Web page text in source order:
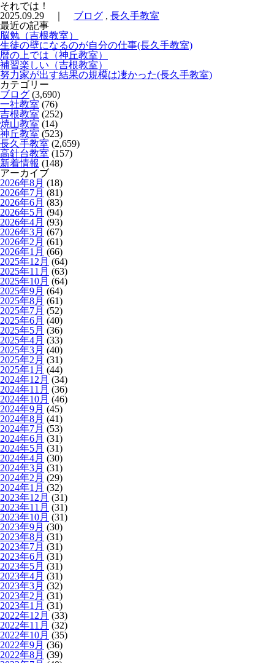
それでは！
2025.09.29 ｜ ブログ , 長久手教室
最近の記事
脳勉（吉根教室）
生徒の壁になるのが自分の仕事(長久手教室)
暦の上では（神丘教室）
補習楽しい（吉根教室）
努力家が出す結果の規模は凄かった(長久手教室)
カテゴリー
ブログ (3,690)
一社教室 (76)
吉根教室 (252)
焼山教室 (14)
神丘教室 (523)
長久手教室 (2,659)
高針台教室 (157)
新着情報 (148)
アーカイブ
2026年8月 (18)
2026年7月 (81)
2026年6月 (83)
2026年5月 (94)
2026年4月 (93)
2026年3月 (67)
2026年2月 (61)
2026年1月 (66)
2025年12月 (64)
2025年11月 (63)
2025年10月 (64)
2025年9月 (64)
2025年8月 (61)
2025年7月 (52)
2025年6月 (40)
2025年5月 (36)
2025年4月 (33)
2025年3月 (40)
2025年2月 (31)
2025年1月 (44)
2024年12月 (34)
2024年11月 (36)
2024年10月 (46)
2024年9月 (45)
2024年8月 (41)
2024年7月 (53)
2024年6月 (31)
2024年5月 (31)
2024年4月 (30)
2024年3月 (31)
2024年2月 (29)
2024年1月 (32)
2023年12月 (31)
2023年11月 (31)
2023年10月 (31)
2023年9月 (30)
2023年8月 (31)
2023年7月 (31)
2023年6月 (31)
2023年5月 (31)
2023年4月 (31)
2023年3月 (32)
2023年2月 (31)
2023年1月 (31)
2022年12月 (33)
2022年11月 (32)
2022年10月 (35)
2022年9月 (36)
2022年8月 (39)